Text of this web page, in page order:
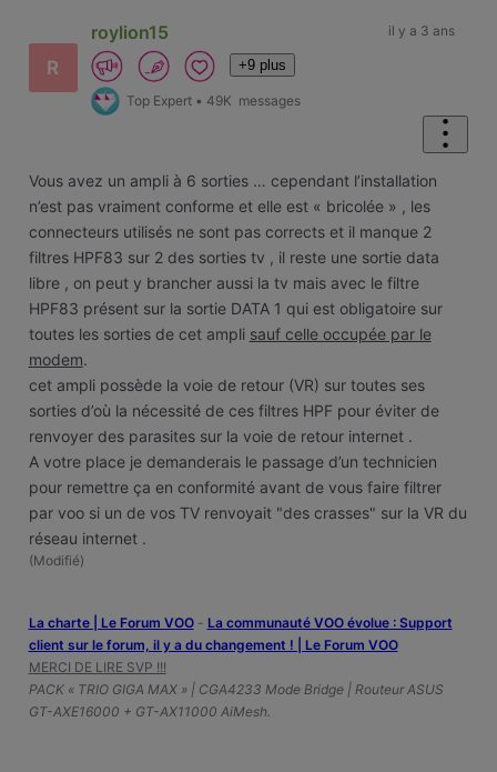
R
roylion15
+9 plus
Top Expert • 49K messages
il y a 3 ans
Vous avez un ampli à 6 sorties … cependant l’installation
n’est pas vraiment conforme et elle est « bricolée » , les
connecteurs utilisés ne sont pas corrects et il manque 2
filtres HPF83 sur 2 des sorties tv , il reste une sortie data
libre , on peut y brancher aussi la tv mais avec le filtre
HPF83 présent sur la sortie DATA 1 qui est obligatoire sur
toutes les sorties de cet ampli sauf celle occupée par le
modem.
cet ampli possède la voie de retour (VR) sur toutes ses
sorties d’où la nécessité de ces filtres HPF pour éviter de
renvoyer des parasites sur la voie de retour internet .
A votre place je demanderais le passage d’un technicien
pour remettre ça en conformité avant de vous faire filtrer
par voo si un de vos TV renvoyait "des crasses" sur la VR du
réseau internet .
(Modifié)
La charte | Le Forum VOO- ‎La communauté VOO évolue : Support
client sur le forum, il y a du changement ! | Le Forum VOO
MERCI DE LIRE SVP !!!
PACK « TRIO GIGA MAX » | CGA4233 Mode Bridge | Routeur ASUS
GT-AXE16000 + GT-AX11000 AiMesh.